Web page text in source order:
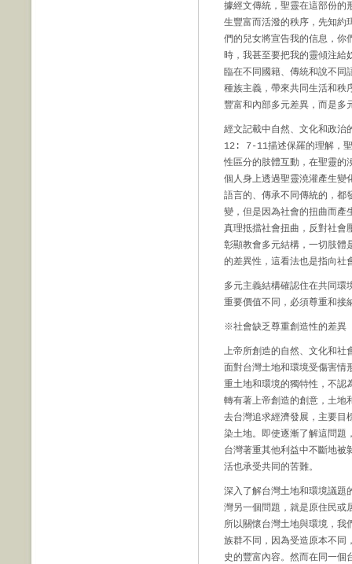
據經文傳統，聖靈在這部份的
生豐富而活潑的秩序，先知約
們的兒女將宣告我的信息，你
時，我甚至要把我的靈傾注
臨在不同國籍、傳統和說不同
種族主義，帶來共同生活和秩
豐富和內部多元差異，而是多
經文記載中自然、文化和政治
12: 7-11描述保羅的理解，聖
性區分的肢體互動，在聖靈的
個人身上透過聖靈澆灌產生變
語言的、傳承不同傳統的，都
變，但是因為社會的扭曲而產
真理抵擋社會扭曲，反對社會
彰顯教會多元結構，一切肢體
的差異性，這看法也是指向社
多元主義結構確認住在共同環
重要價值不同，必須尊重和
※社會缺乏尊重創造性的差異
上帝所創造的自然、文化和社
面對台灣土地和環境受傷害情
重土地和環境的獨特性，不認
轉有著上帝創造的創意，土地
去台灣追求經濟發展，主要目
染土地。即使逐漸了解這問題
台灣著重其他利益中不斷地被
活也承受共同的苦難。
深入了解台灣土地和環境議題
灣另一個問題，就是原住民或
所以關懷台灣土地與環境，我
族群不同，因為受造原本不同
史的豐富內容。然而在同一個